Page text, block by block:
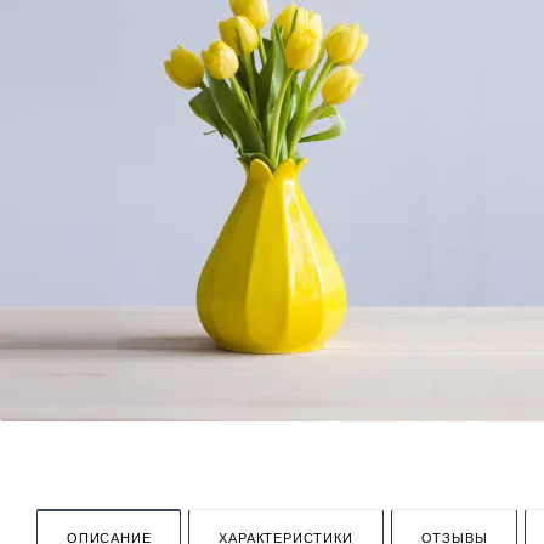
ОПИСАНИЕ ХАРАКТЕРИСТИКИ ОТЗЫВЫ